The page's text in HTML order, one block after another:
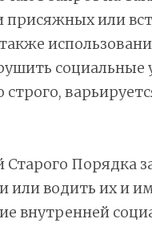
присяжных или
социальные
Порядка
водить их и
внутренней